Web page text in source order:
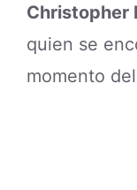
Christopher
quien se
momento